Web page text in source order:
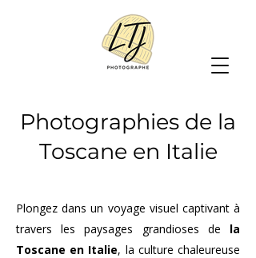
Photographies de la
Toscane en Italie
Plongez dans un voyage visuel captivant à
travers les paysages grandioses de la
Toscane en Italie, la culture chaleureuse